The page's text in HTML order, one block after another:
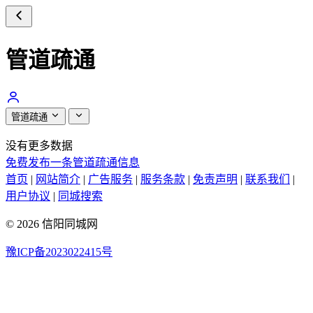
管道疏通
管道疏通
没有更多数据
免费发布一条管道疏通信息
首页 | 网站简介 | 广告服务 | 服务条款 | 免责声明 | 联系我们
|
用户协议 | 同城搜索
© 2026 信阳同城网
豫ICP备2023022415号